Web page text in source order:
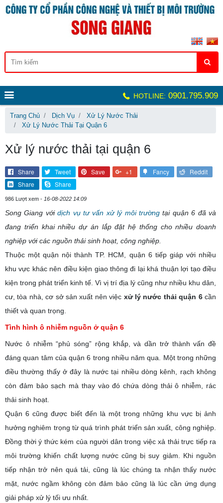
HOTLINE: 0901.795.909
Trang Chủ Dịch Vụ
Xử Lý Nước Thải
Xử Lý Nước Thải Tại Quận 6
Xử lý nước thải tại quận 6
Share Tweet Save +1 Fancy
Reddit
Share
Share
986 Lượt xem - 16-08-2022 14:09
Song Giang vớidịch vụ tư vấn xử lý môi trường tại quận 6 đã và
đang triển khai nhiều dự án lắp đặt hệ thống cho nhiều doanh
nghiệp với các nguồn thải sinh hoạt, công nghiệp.
Thuộc một quận nội thành TP. HCM, quận 6 tiếp giáp với nhiều
khu vực khác nên điều kiện giao thông đi lại khá thuận lợi tạo điều
kiện trong phát triển kinh tế. Vì vị trí địa lý cũng như nhiều khu dân,
cư, tòa nhà, cơ sở sản xuất nên việc xử lý nước thải quận 6cần
thiết và quan trọng.
Tình hình ô nhiễm nguồn ở quận 6
Nước ô nhiễm “phủ sóng” rộng khắp, và dần trở thành vấn đề
đáng quan tâm của quận 6 trong nhiều năm qua. Một trong những
điều thường thấy ở đây là nước tại nhiều dòng kênh, rạch không
còn đảm bảo sạch mà thay vào đó chứa dòng thải ô nhiễm, rác
thải sinh hoạt.
Quận 6 cũng được biết đến là một trong những khu vực bị ảnh
hưởng nghiêm trọng từ quá trình phát triển sản xuất, công nghiệp.
Đồng thời ý thức kém của người dân trong việc xả thải trực tiếp ra
môi trường khiến chất lượng nước cũng bị suy giảm. Khi nguồn
tiếp nhận trở nên quá tải, cũng là lúc chúng ta nhận thấy nước
mặt, nước ngầm không còn đảm bảo cũng là lúc cần ứng dụng
giải pháp xử lý tối ưu nhất.